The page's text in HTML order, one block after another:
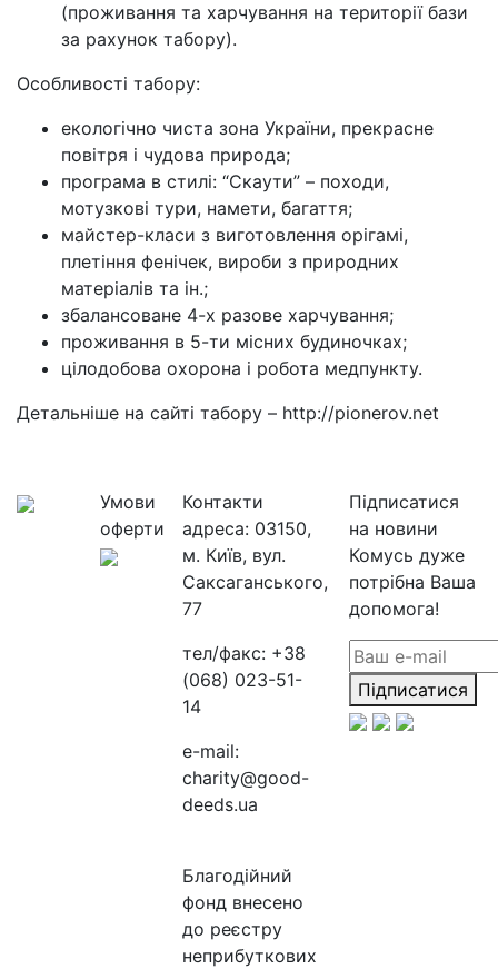
(проживання та харчування на території бази
за рахунок табору).
Особливості табору:
екологічно чиста зона України, прекрасне
повітря і чудова природа;
програма в стилі: “Скаути” – походи,
мотузкові тури, намети, багаття;
майстер-класи з виготовлення орігамі,
плетіння фенічек, вироби з природних
матеріалів та ін.;
збалансоване 4-х разове харчування;
проживання в 5-ти місних будиночках;
цілодобова охорона і робота медпункту.
Детальніше на сайті табору – http://pionerov.net
Умови
оферти
Контакти
адреса: 03150,
м. Київ, вул.
Саксаганського,
77
тел/факс: +38
(068) 023-51-
14
e-mail:
charity@good-
deeds.ua
Благодійний
фонд внесено
до реєстру
неприбуткових
Підписатися
на новини
Комусь дуже
потрібна Ваша
допомога!
Підписатися